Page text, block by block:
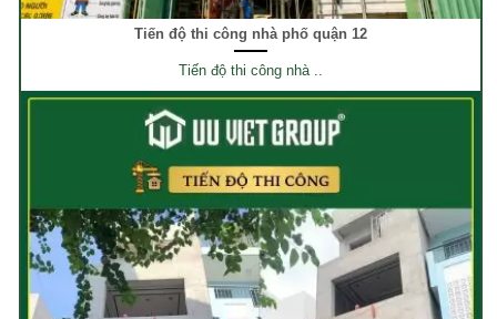
Tiến độ thi công nhà phố quận 12
Tiến độ thi công nhà ..